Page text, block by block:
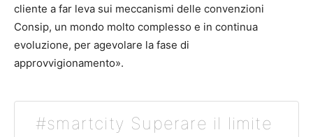
cliente a far leva sui meccanismi delle convenzioni
Consip, un mondo molto complesso e in continua
evoluzione, per agevolare la fase di
approvvigionamento».
#smartcity Superare il limite